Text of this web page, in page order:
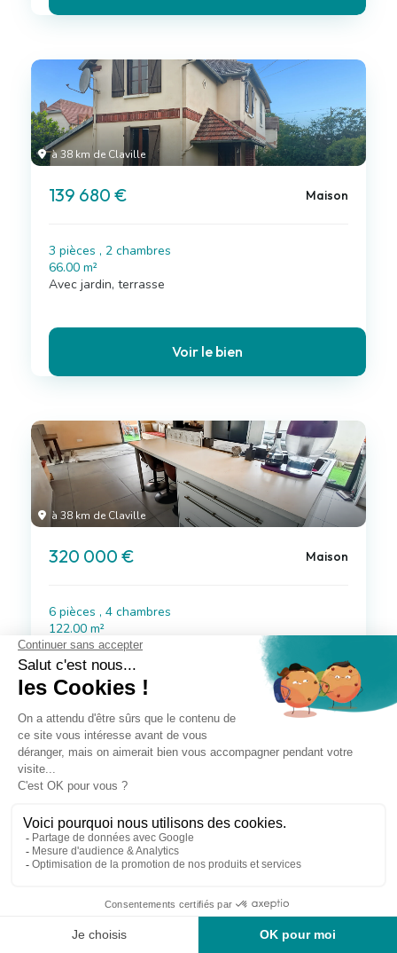
à 38 km de Claville
139 680 € Maison
3 pièces , 2 chambres
66.00 m²
Avec jardin, terrasse
Voir le bien
à 38 km de Claville
320 000 € Maison
6 pièces , 4 chambres
122.00 m²
Avec jardin
Voir le bien
Maison